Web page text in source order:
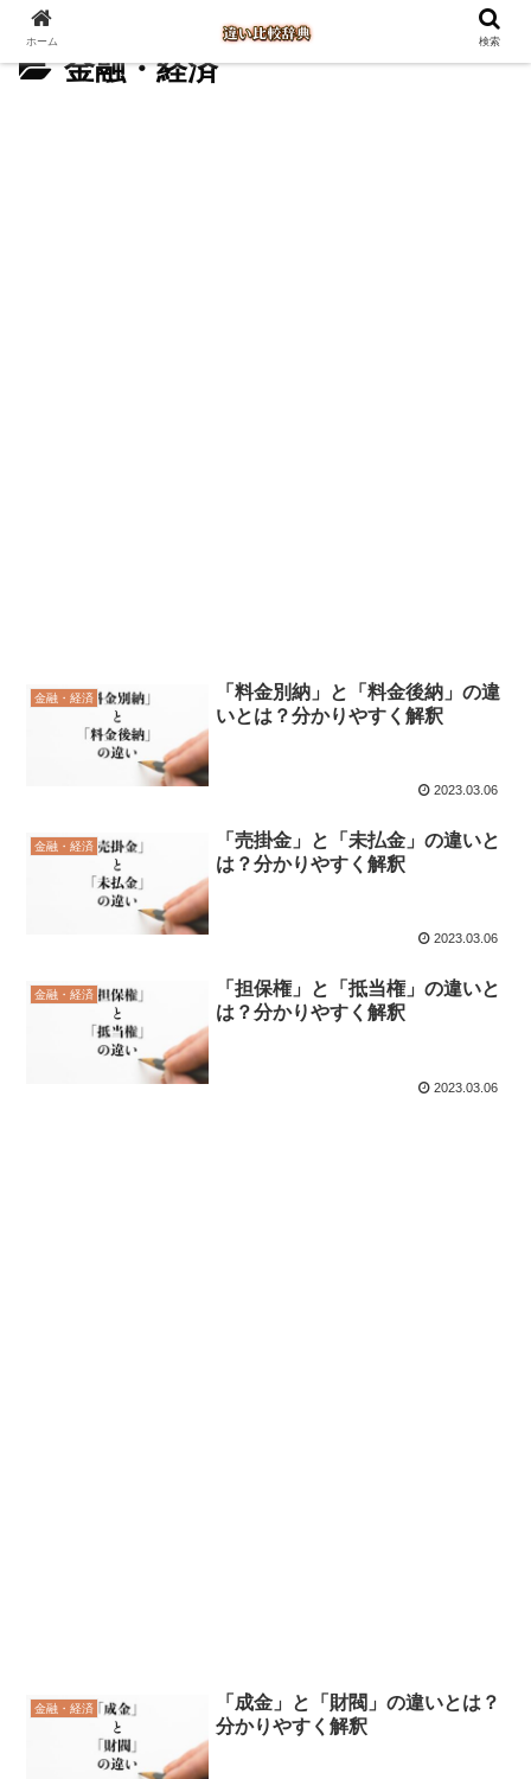
金融・経済
金融・経済
「料金別納」と「料金後納」の違
いとは？分かりやすく解釈
2023.03.06
金融・経済
「売掛金」と「未払金」の違いと
は？分かりやすく解釈
2023.03.06
金融・経済
「担保権」と「抵当権」の違いと
は？分かりやすく解釈
2023.03.06
金融・経済
「成金」と「財閥」の違いとは？
分かりやすく解釈
ホーム 検索